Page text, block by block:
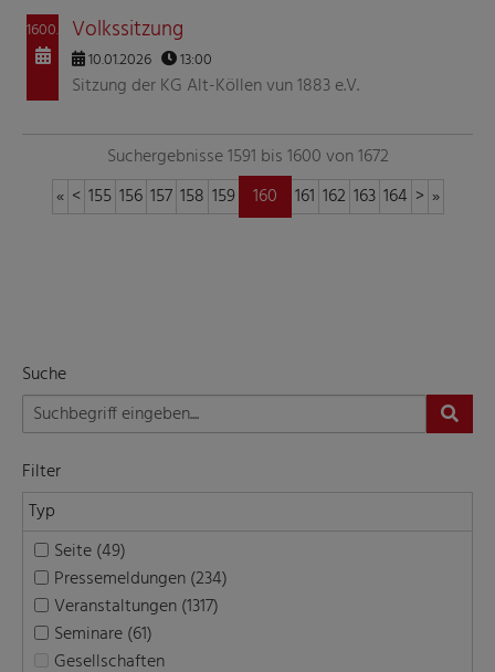
1600. Volkssitzung
10.01.2026 13:00
Sitzung der KG Alt-Köllen vun 1883 e.V.
Suchergebnisse 1591 bis 1600 von 1672
« < 155 156 157 158 159 160 161 162 163 164 > »
Suche
Filter
Typ
Seite (49)
Pressemeldungen (234)
Veranstaltungen (1317)
Seminare (61)
Gesellschaften